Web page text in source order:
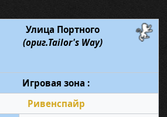
Улица Портного
(ориг.Tailor's Way)
Игровая зона :
Ривенспайр